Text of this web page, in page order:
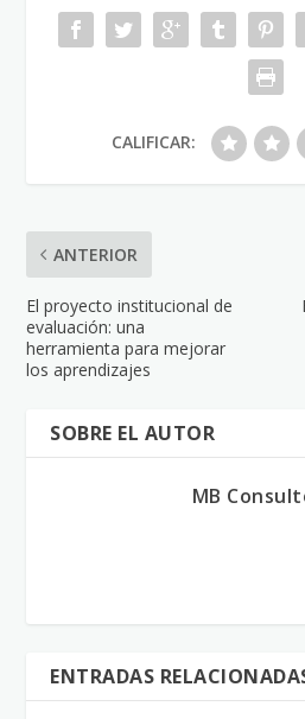
CALIFICAR:
ANTERIOR
El proyecto institucional de
evaluación: una
herramienta para mejorar
los aprendizajes
SOBRE EL AUTOR
MB
ENTRADAS